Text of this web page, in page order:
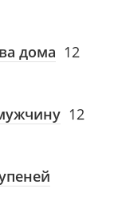
дома 12
12